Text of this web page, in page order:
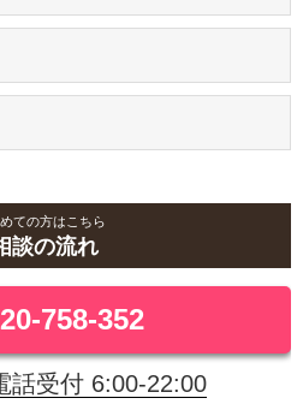
ての方はこちら
談の流れ
758-352
話受付 6:00-22:00